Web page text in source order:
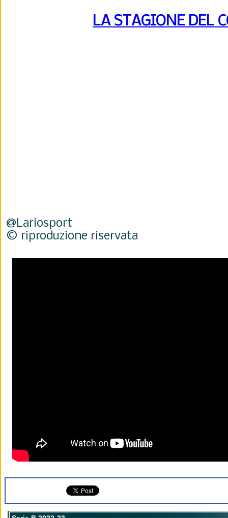
LA STAGIONE DEL
@Lariosport
© riproduzione riservata